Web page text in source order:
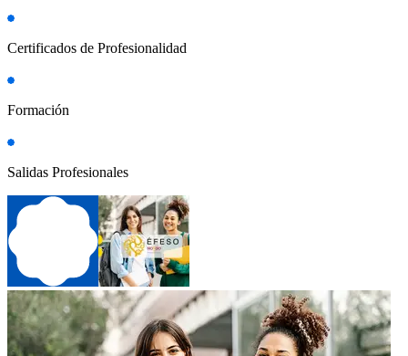
Certificados de Profesionalidad
Formación
Salidas Profesionales